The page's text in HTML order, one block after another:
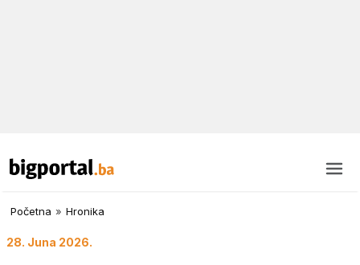
Početna » Hronika
28. Juna 2026.